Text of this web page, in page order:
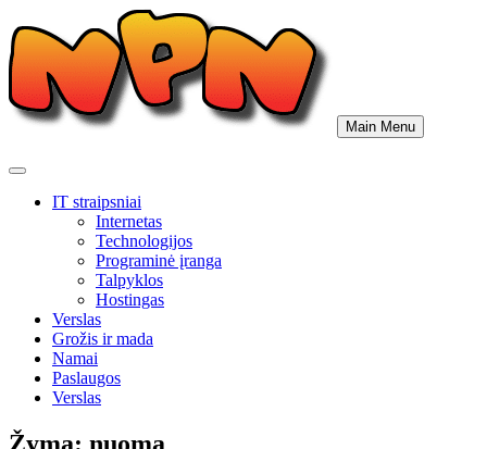
to
content
Main Menu
IT straipsniai
Internetas
Technologijos
Programinė įranga
Talpyklos
Hostingas
Verslas
Grožis ir mada
Namai
Paslaugos
Verslas